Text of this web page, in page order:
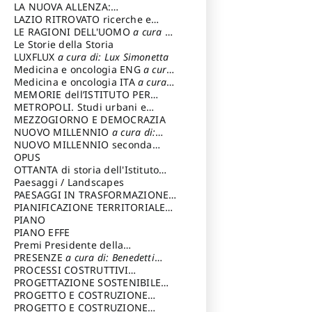
LA NUOVA ALLENZA:
ARCHITETTURA & AMBIENTE
LAZIO RITROVATO ricerche e
restauri
LE RAGIONI DELL'UOMOa cura di:
Lombardi Satriani Luigi
Le Storie della Storia
LUXFLUX a cura di: Lux Simonetta
Medicina e oncologia ENG a cura
di: Lopez Massimo
Medicina e oncologia ITA a cura
di: Lopez Massimo
MEMORIE dell’ISTITUTO PER
STORIA DEL RISORGIMENTO
METROPOLI. Studi urbani e
regionali
MEZZOGIORNO E DEMOCRAZIA
NUOVO MILLENNIO a cura di:
Capaldo Pellegrino
NUOVO MILLENNIO seconda
serie
Francesco
OPUS
OTTANTA di storia dell'Istituto
storia dell’Istitutoa cura di:
Cavalieri Patrizia
Paesaggi / Landscapes
PAESAGGI IN TRASFORMAZIONEa
cura di: Corti Enrico A.
PIANIFICAZIONE TERRITORIALE
URBANISTICA ED AMBIENTALE
cura di: Costa Enrico
PIANO
PIANO EFFE
Premi Presidente della
Repubblica
PRESENZEa cura di: Benedetti
Sandro
PROCESSI COSTRUTTIVI
DELL'ARCHITETTURAa cura di:
Ippoliti Alessandro
PROGETTAZIONE SOSTENIBILE
PARTECIPATA
PROGETTO E COSTRUZIONE
DELL’ARCHITETTURA
PROGETTO E COSTRUZIONE